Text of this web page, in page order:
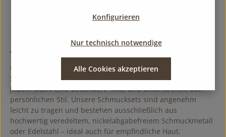
Seite
Das passende Schmuckset für jeden
Anlass
Ob Frühling oder Winter, festlich oder schlicht – ein schönes
Schmuckset aus Kette und passenden Ohrringen verleiht
jedem Outfit eine besondere Note und unterstreicht den
persönlichen Stil. Unsere Schmucksets sind angenehm
leicht zu tragen und bestehen ausschließlich aus
hochwertig veredeltem, nickelabgabefreiem Schmuckmetall
oder Edelstahl – ideal auch für empfindliche Haut.
Nur technisch notwendige
Konfigurieren
Alle Cookies akzeptieren